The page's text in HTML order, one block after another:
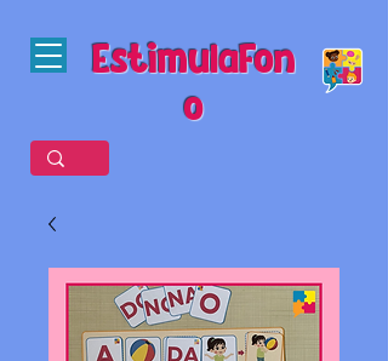
EstimulaFon
o